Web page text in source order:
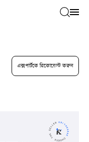
এক্সপার্টকে রিকোয়েস্ট করুন